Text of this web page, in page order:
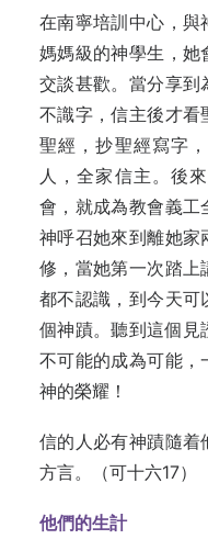
在南寧培訓中心，與
媽媽級的神學生，她
交談甚歡。當分享到
不識字，信主後才看
聖經，抄聖經寫字
人，全家信主。後
會，就成為教會義工
神呼召她來到離她家
修，當她第一次踏上
都不認識，到今天可
個神蹟。聽到這個見
不可能的成為可能，
神的榮耀！
信的人必有神蹟隨着
方言。（可十六17）
他們的生計